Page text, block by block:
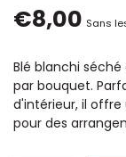
€8,00 Sans
Blé blanchi
par bouquet.
d'intérieur, il
pour des